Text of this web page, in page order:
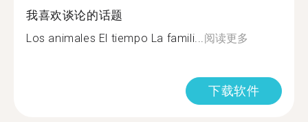
我喜欢谈论的话题
Los animales El tiempo La famili... 阅读更多
下载软件